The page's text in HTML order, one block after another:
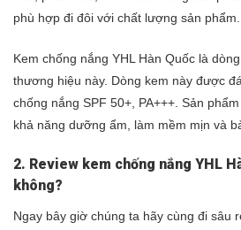
phù hợp đi đôi với chất lượng sản phẩm.
Kem chống nắng YHL Hàn Quốc là
thương hiệu này. Dòng kem này được
chống nắng SPF 50+, PA+++. Sản
khả năng dưỡng ẩm, làm mềm mịn và
2. Review kem chống nắng YHL
không?
Ngay bây giờ chúng ta hãy cùng đi sâu